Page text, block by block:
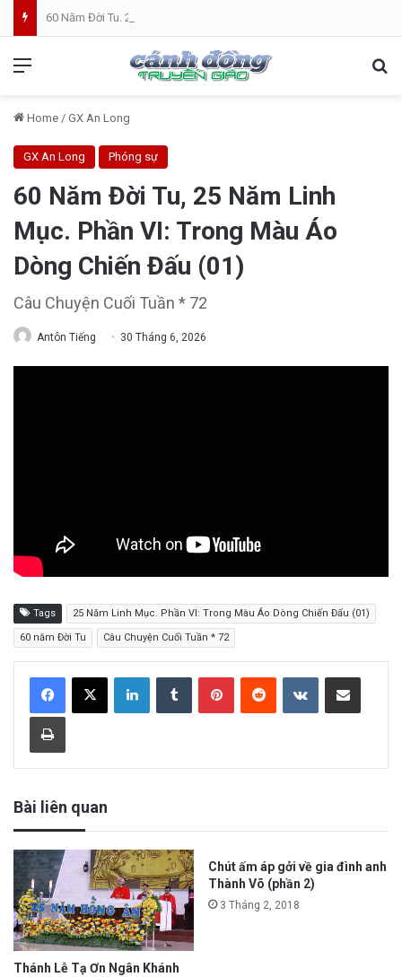
Home / GX An Long
GX An Long Phóng sự
60 Năm Đời Tu, 25 Năm Linh
Mục. Phần VI: Trong Màu Áo
Dòng Chiến Đấu (01)
Câu Chuyện Cuối Tuần * 72
Antôn Tiếng 30 Tháng 6, 2026
Tags 25 Năm Linh Mục. Phần VI: Trong Màu Áo Dòng Chiến Đấu (01)
60 năm Đời Tu Câu Chuyện Cuối Tuần * 72
Bài liên quan
Thánh Lễ Tạ Ơn Ngân Khánh
Chút ấm áp gởi về gia đình anh
Thành Võ (phần 2)
3 Tháng 2, 2018